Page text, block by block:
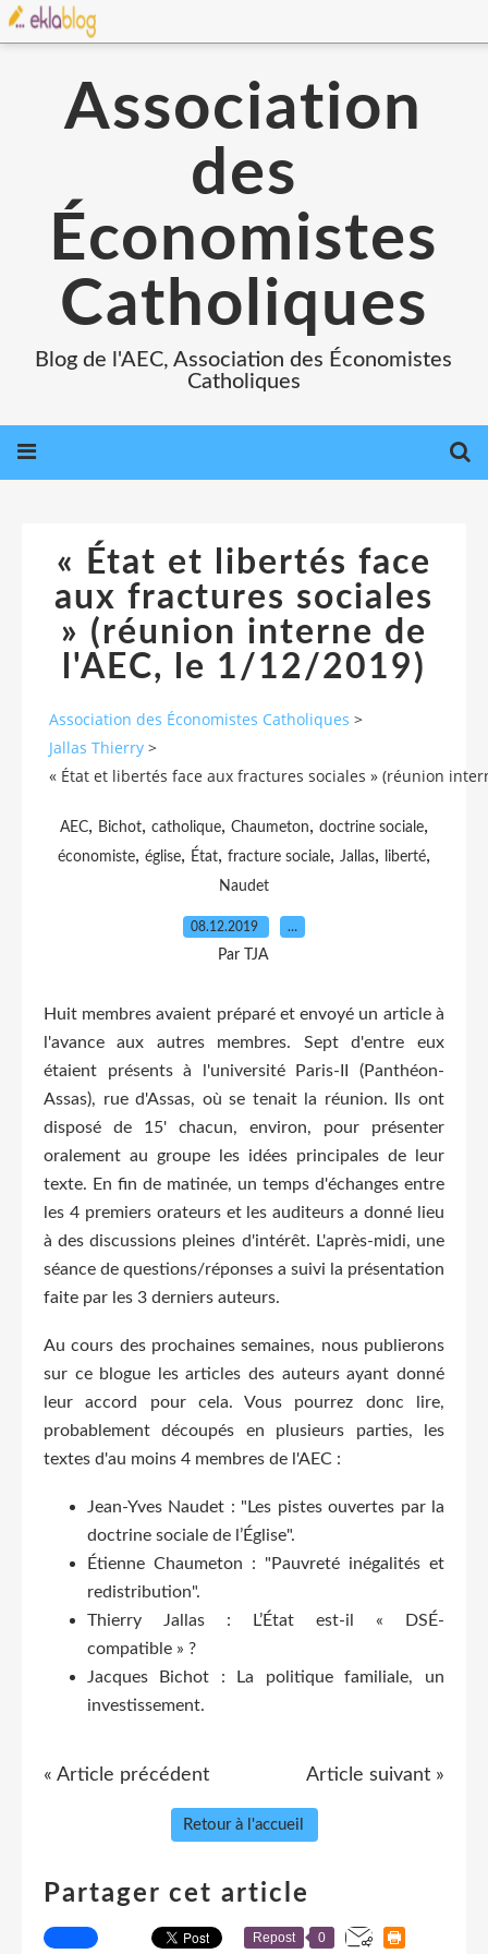
Association
des
Économistes
Catholiques
Blog de l'AEC, Association des Économistes
Catholiques
« État et libertés face
aux fractures sociales
» (réunion interne de
l'AEC, le 1/12/2019)
Association des Économistes Catholiques >
Jallas Thierry >
« État et libertés face aux fractures sociales » (réunion
AEC, Bichot, catholique, Chaumeton, doctrine sociale,
économiste, église, État, fracture sociale, Jallas, liberté,
Naudet
08.12.2019 …
Par TJA
Huit membres avaient préparé et envoyé un article à
l'avance aux autres membres. Sept d'entre eux
étaient présents à l'université Paris-II (Panthéon-
Assas), rue d'Assas, où se tenait la réunion. Ils ont
disposé de 15' chacun, environ, pour présenter
oralement au groupe les idées principales de leur
texte. En fin de matinée, un temps d'échanges entre
les 4 premiers orateurs et les auditeurs a donné lieu
à des discussions pleines d'intérêt. L'après-midi, une
séance de questions/réponses a suivi la présentation
faite par les 3 derniers auteurs.
Au cours des prochaines semaines, nous publierons
sur ce blogue les articles des auteurs ayant donné
leur accord pour cela. Vous pourrez donc lire,
probablement découpés en plusieurs parties, les
textes d'au moins 4 membres de l'AEC :
Jean-Yves Naudet : "Les pistes ouvertes par la
doctrine sociale de l’Église".
Étienne Chaumeton : "Pauvreté inégalités et
redistribution".
Thierry Jallas : L’État est-il « DSÉ-
compatible » ?
Jacques Bichot : La politique familiale, un
investissement.
« Article précédent Article suivant »
Retour à l'accueil
Partager cet article
Repost 0